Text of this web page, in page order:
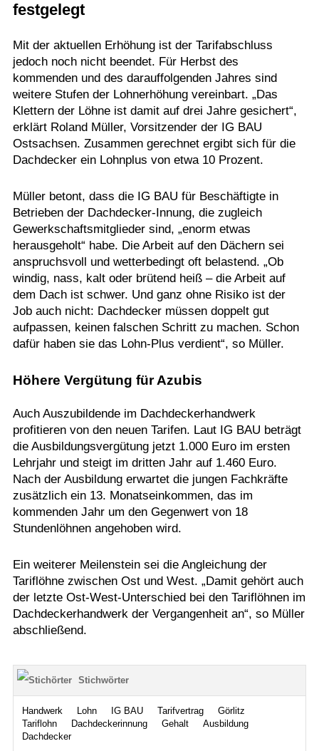
festgelegt
Mit der aktuellen Erhöhung ist der Tarifabschluss
jedoch noch nicht beendet. Für Herbst des
kommenden und des darauffolgenden Jahres sind
weitere Stufen der Lohnerhöhung vereinbart. „Das
Klettern der Löhne ist damit auf drei Jahre gesichert“,
erklärt Roland Müller, Vorsitzender der IG BAU
Ostsachsen. Zusammen gerechnet ergibt sich für die
Dachdecker ein Lohnplus von etwa 10 Prozent.
Müller betont, dass die IG BAU für Beschäftigte in
Betrieben der Dachdecker-Innung, die zugleich
Gewerkschaftsmitglieder sind, „enorm etwas
herausgeholt“ habe. Die Arbeit auf den Dächern sei
anspruchsvoll und wetterbedingt oft belastend. „Ob
windig, nass, kalt oder brütend heiß – die Arbeit auf
dem Dach ist schwer. Und ganz ohne Risiko ist der
Job auch nicht: Dachdecker müssen doppelt gut
aufpassen, keinen falschen Schritt zu machen. Schon
dafür haben sie das Lohn-Plus verdient“, so Müller.
Höhere Vergütung für Azubis
Auch Auszubildende im Dachdeckerhandwerk
profitieren von den neuen Tarifen. Laut IG BAU beträgt
die Ausbildungsvergütung jetzt 1.000 Euro im ersten
Lehrjahr und steigt im dritten Jahr auf 1.460 Euro.
Nach der Ausbildung erwartet die jungen Fachkräfte
zusätzlich ein 13. Monatseinkommen, das im
kommenden Jahr um den Gegenwert von 18
Stundenlöhnen angehoben wird.
Ein weiterer Meilenstein sei die Angleichung der
Tariflöhne zwischen Ost und West. „Damit gehört auch
der letzte Ost-West-Unterschied bei den Tariflöhnen im
Dachdeckerhandwerk der Vergangenheit an“, so Müller
abschließend.
Stichwörter
Handwerk Lohn IG BAU Tarifvertrag
Görlitz
Tariflohn
Dachdeckerinnung Gehalt
Ausbildung
Dachdecker